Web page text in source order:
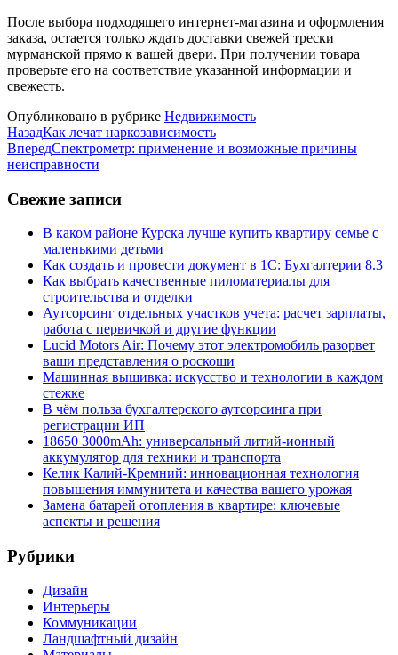
После выбора подходящего интернет-магазина и оформления
заказа, остается только ждать доставки свежей трески
мурманской прямо к вашей двери. При получении товара
проверьте его на соответствие указанной информации и
свежесть.
Опубликовано в рубрике Недвижимость
НазадКак лечат наркозависимость
ВпередСпектрометр: применение и возможные причины
неисправности
Свежие записи
В каком районе Курска лучше купить квартиру семье с
маленькими детьми
Как создать и провести документ в 1С: Бухгалтерии 8.3
Как выбрать качественные пиломатериалы для
строительства и отделки
Аутсорсинг отдельных участков учета: расчет зарплаты,
работа с первичкой и другие функции
Lucid Motors Air: Почему этот электромобиль разорвет
ваши представления о роскоши
Машинная вышивка: искусство и технологии в каждом
стежке
В чём польза бухгалтерского аутсорсинга при
регистрации ИП
18650 3000mAh: универсальный литий-ионный
аккумулятор для техники и транспорта
Келик Калий-Кремний: инновационная технология
повышения иммунитета и качества вашего урожая
Замена батарей отопления в квартире: ключевые
аспекты и решения
Рубрики
Дизайн
Интерьеры
Коммуникации
Ландшафтный дизайн